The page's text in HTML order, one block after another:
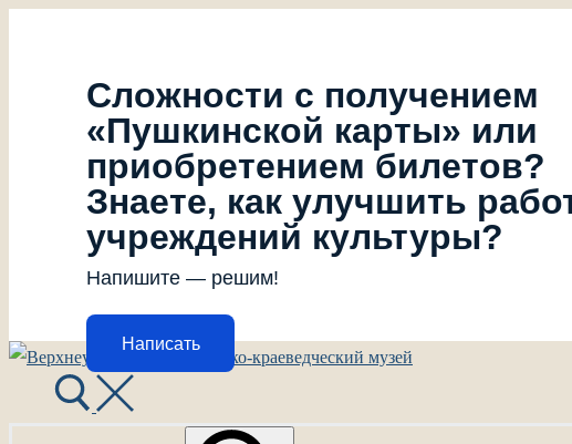
Сложности с получением
«Пушкинской карты» или
приобретением билетов?
Знаете, как улучшить
учреждений культуры?
Напишите — решим!
Написать
Перейти
содержимому
Меню
Закрыть